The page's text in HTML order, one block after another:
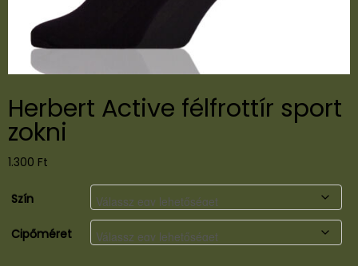
Herbert Active félfrottír sport
zokni
1.300 Ft
Szín
Cipőméret